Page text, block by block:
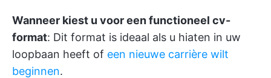
Wanneer kiest u voor een functioneel cv-
format: Dit format is ideaal als u hiaten in uw
loopbaan heeft of een nieuwe carrière wilt
beginnen.